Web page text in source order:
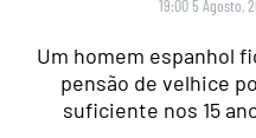
19:00 5 Agosto,
Um homem espanhol
pensão de velhice
suficiente nos 15